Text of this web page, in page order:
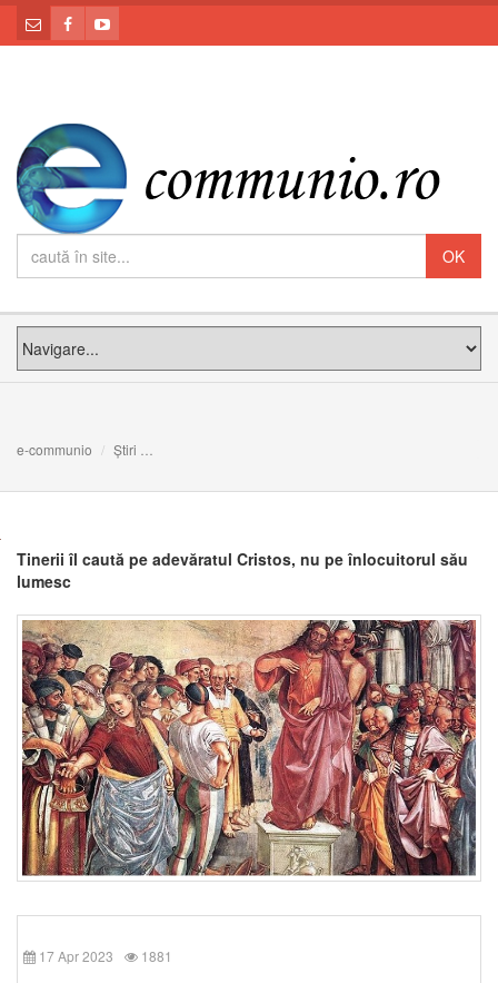
e-communio Știri
Tinerii îl caută pe adevăratul Cristos, nu pe înlocuitorul său
lumesc
17 Apr 2023 1881